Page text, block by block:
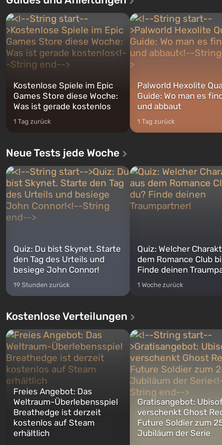
Charakteren: Michael, Trevor und
Franklin, zwischen denen Sie
jederzeit...
nach dem Abwurf von
auf Amerika geöffnet wird.
Kostenlose Spiele im Epic
Games Store diese Woche:
Was ist gerade kostenlos
1 Tag zurück
Palworld Hexolite
Guide: Wo man es
und abbaut
1 Tag zurück
Neue Tests jede Woche
Quiz: Du bist Skynet. Starte
den Tag des Urteils und
besiege John Connor!
19 Stunden zurück
Quiz: Welcher
dem Romance Club
Finde deinen
1 Woche zurück
Kostenlose Verteilungen
Freies Angebot: Das
Weltraum-Überlebensspiel
Breathedge ist derzeit
kostenlos auf Steam
erhältlich
Gratisangebot:
verschenkt Ghost
Future Soldier zum
Jubiläum der Serie